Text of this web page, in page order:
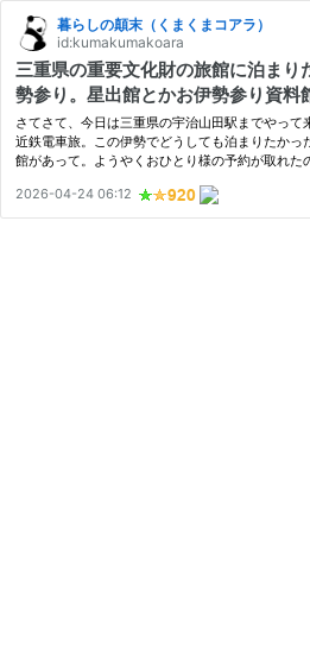
暮らしの顛末（くまくまコアラ）
id:kumakumakoara
三重県の重要文化財の旅館に泊まり
勢参り。星出館とかお伊勢参り資料
さてさて、今日は三重県の宇治山田駅までやって
近鉄電車旅。この伊勢でどうしても泊まりたかっ
館があって。ようやくおひとり様の予約が取れた
参りの歴史を学ぼうかなと思う。 伊勢参りという
2026-04-24 06:12